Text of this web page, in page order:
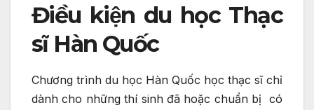
Điều kiện du học Thạc
sĩ Hàn Quốc
Chương trình du học Hàn Quốc học thạc sĩ chỉ
dành cho những thí sinh đã hoặc chuẩn bị có